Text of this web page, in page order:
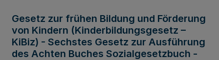
Gesetz zur frühen Bildung und Förderung
von Kindern (Kinderbildungsgesetz –
KiBiz) - Sechstes Gesetz zur Ausführung
des Achten Buches Sozialgesetzbuch -